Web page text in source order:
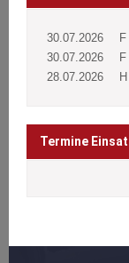
30.07.2026
30.07.2026
28.07.2026
Termine